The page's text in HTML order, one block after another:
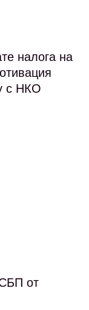
налога на
с НКО
от